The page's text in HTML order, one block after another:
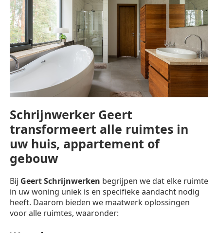
Schrijnwerker Geert
transformeert alle ruimtes in
uw huis, appartement of
gebouw
Bij Geert Schrijnwerken begrijpen we dat elke ruimte
in uw woning uniek is en specifieke aandacht nodig
heeft. Daarom bieden we maatwerk oplossingen
voor alle ruimtes, waaronder: